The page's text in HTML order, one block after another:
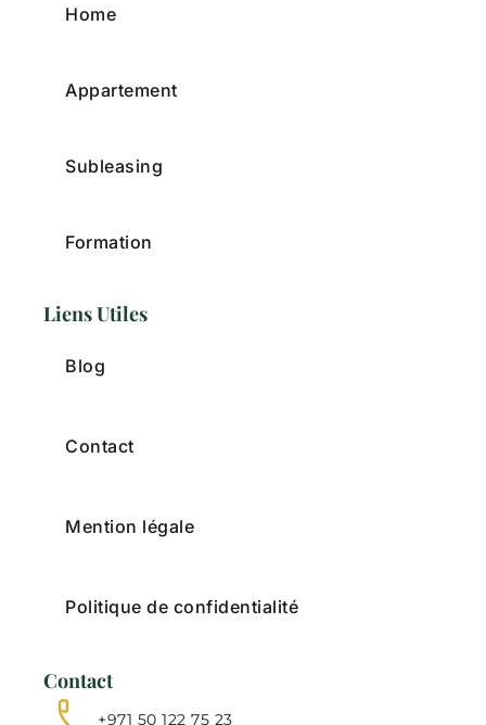
Home
Appartement
Subleasing
Formation
Liens Utiles
Blog
Contact
Mention légale
Politique de confidentialité
Contact
+971 50 122 75 23